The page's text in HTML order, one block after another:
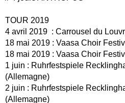
TOUR 2019
4 avril 2019 : Carrousel du
18 mai 2019 : Vaasa Choir
18 mai 2019 : Vaasa Choir
1 juin : Ruhrfestspiele
(Allemagne)
2 juin : Ruhrfestspiele
(Allemagne)